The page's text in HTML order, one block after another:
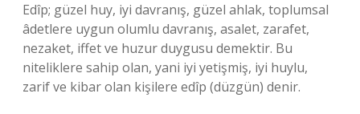
Edîp; güzel huy, iyi davranış, güzel ahlak, toplumsal
âdetlere uygun olumlu davranış, asalet, zarafet,
nezaket, iffet ve huzur duygusu demektir. Bu
niteliklere sahip olan, yani iyi yetişmiş, iyi huylu,
zarif ve kibar olan kişilere edîp (düzgün) denir.